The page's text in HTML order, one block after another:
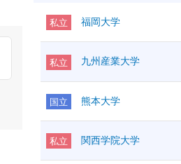
私立 福岡大学
私立 九州産業大学
国立 熊本大学
私立 関西学院大学